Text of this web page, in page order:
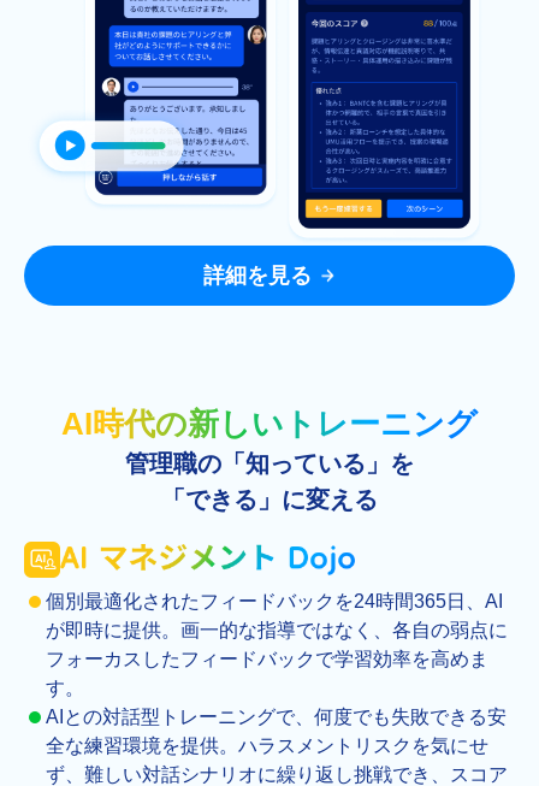
詳細を見る
AI時代の新しいトレーニング
管理職の「知っている」を
「できる」に変える
個別最適化されたフィードバックを24時間365日、AI
が即時に提供。画一的な指導ではなく、各自の弱点に
フォーカスしたフィードバックで学習効率を高めま
す。
AIとの対話型トレーニングで、何度でも失敗できる安
全な練習環境を提供。ハラスメントリスクを気にせ
ず、難しい対話シナリオに繰り返し挑戦でき、スコア